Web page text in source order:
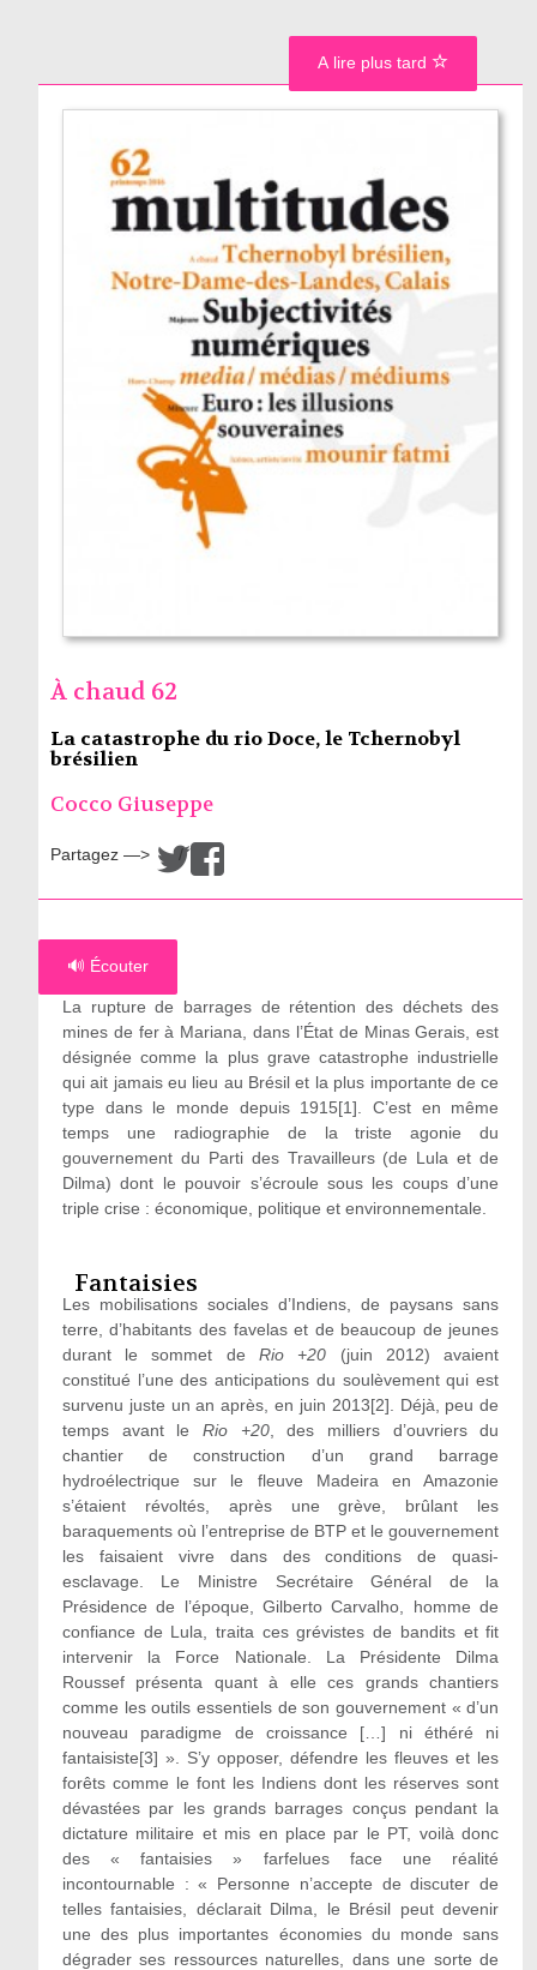
À chaud 62
La catastrophe du rio Doce, le Tchernobyl
brésilien
Cocco Giuseppe
Partagez —> /
🔊 Écouter
La rupture de barrages de rétention des déchets des
mines de fer à Mariana, dans l’État de Minas Gerais, est
désignée comme la plus grave catastrophe industrielle
qui ait jamais eu lieu au Brésil et la plus importante de ce
type dans le monde depuis 1915[1] . C’est en même
temps une radiographie de la triste agonie du
gouvernement du Parti des Travailleurs (de Lula et de
Dilma) dont le pouvoir s’écroule sous les coups d’une
triple crise : économique, politique et environnementale.
Fantaisies
Les mobilisations sociales d’Indiens, de paysans sans
terre, d’habitants des favelas et de beaucoup de jeunes
durant le sommet deRio +20 (juin 2012) avaient
constitué l’une des anticipations du soulèvement qui est
survenu juste un an après, en juin 2013[2] . Déjà, peu de
temps avant le Rio +20, des milliers d’ouvriers du
chantier de construction d’un grand barrage
hydroélectrique sur le fleuve Madeira en Amazonie
s’étaient révoltés, après une grève, brûlant les
baraquements où l’entreprise de BTP et le gouvernement
les faisaient vivre dans des conditions de quasi-
esclavage. Le Ministre Secrétaire Général de la
Présidence de l’époque, Gilberto Carvalho, homme de
confiance de Lula, traita ces grévistes de bandits et fit
intervenir la Force Nationale. La Présidente Dilma
Roussef présenta quant à elle ces grands chantiers
comme les outils essentiels de son gouvernement « d’un
nouveau paradigme de croissance […] ni éthéré ni
fantaisiste[3] ». S’y opposer, défendre les fleuves et les
forêts comme le font les Indiens dont les réserves sont
dévastées par les grands barrages conçus pendant la
dictature militaire et mis en place par le PT, voilà donc
des « fantaisies » farfelues face une réalité
incontournable : « Personne n’accepte de discuter de
telles fantaisies, déclarait Dilma, le Brésil peut devenir
une des plus importantes économies du monde sans
dégrader ses ressources naturelles, dans une sorte de
A lire plus tard